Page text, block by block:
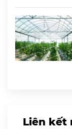
Liên kết